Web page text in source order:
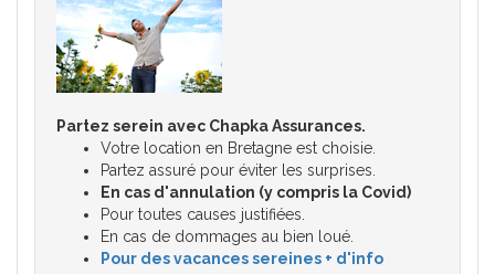
Partez serein avec Chapka Assurances.
Votre location en Bretagne est choisie.
Partez assuré pour éviter les surprises.
En cas d'annulation (y compris la Covid)
Pour toutes causes justifiées.
En cas de dommages au bien loué.
Pour des vacances sereines + d'info